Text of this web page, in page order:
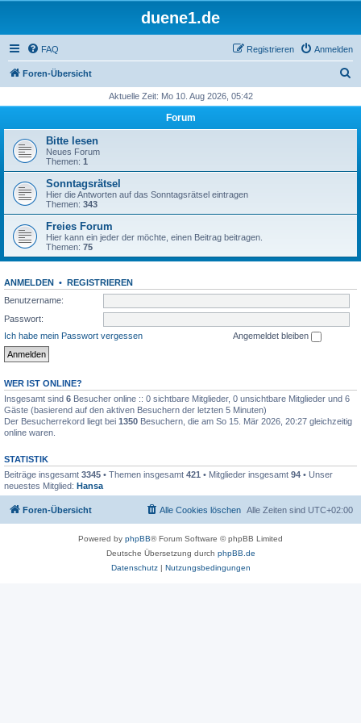
duene1.de
FAQ Anmelden
Registrieren
Foren-Übersicht
h
Aktuelle Zeit: Mo 10. Aug 2026, 05:42
Forum
Bitte lesen
Neues Forum
Themen: 1
Sonntagsrätsel
Hier die Antworten auf das Sonntagsrätsel eintragen
Themen: 343
Freies Forum
Hier kann ein jeder der möchte, einen Beitrag beitragen.
Themen: 75
ANMELDEN • REGISTRIEREN
Benutzername:
Passwort:
Ich habe mein Passwort vergessen
Angemeldet bleiben
WER IST ONLINE?
Insgesamt sind 6 Besucher online :: 0 sichtbare Mitglieder, 0 unsichtbare Mitglieder und 6
Gäste (basierend auf den aktiven Besuchern der letzten 5 Minuten)
Der Besucherrekord liegt bei 1350 Besuchern, die am So 15. Mär 2026, 20:27 gleichzeitig
online waren.
STATISTIK
Beiträge insgesamt 3345 • Themen insgesamt 421 • Mitglieder insgesamt 94 • Unser
neuestes Mitglied: Hansa
Foren-Übersicht Alle Zeiten sind UTC+02:00
Alle Cookies löschen
Powered by phpBB® Forum Software © phpBB Limited
Deutsche Übersetzung durch phpBB.de
Datenschutz| Nutzungsbedingungen